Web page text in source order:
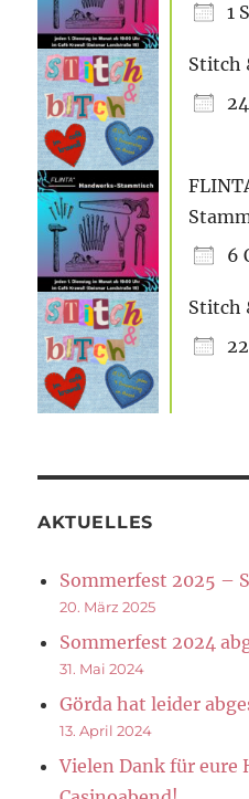
1
Stitch
6
Stitch
AKTUELLES
Sommerfest 2025 –
20. März 2025
Sommerfest 2024
31. Mai 2024
Görda hat leider
13. April 2024
Vielen Dank für eure